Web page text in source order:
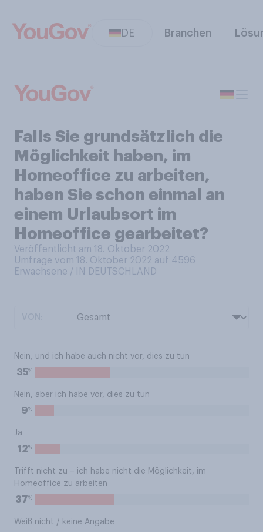
DE Branchen
Falls Sie grundsätzlich die
Möglichkeit haben, im
Homeoffice zu arbeiten,
haben Sie schon einmal an
einem Urlaubsort im
Homeoffice gearbeitet?
Veröffentlicht am 18. Oktober 2022
Umfrage vom 18. Oktober 2022 auf 4596
Erwachsene / IN DEUTSCHLAND
Nein, und ich habe auch nicht vor, dies zu tun
35%
Nein, aber ich habe vor, dies zu tun
9%
Ja
12%
Trifft nicht zu – ich habe nicht die Möglichkeit, im
Homeoffice zu arbeiten
37%
Weiß nicht / keine Angabe